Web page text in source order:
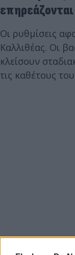
επηρεάζονται
Οι ρυθμίσεις
Καλλιθέας. Οι
κλείσουν
τις καθέτους